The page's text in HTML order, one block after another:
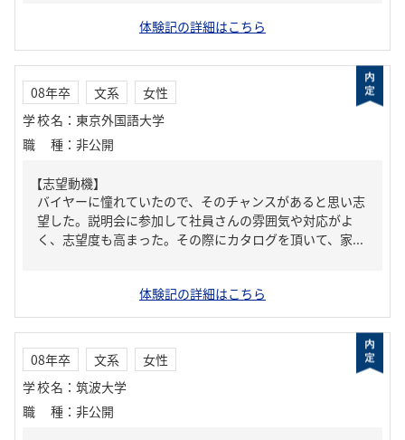
体験記の詳細はこちら
08年卒 文系
女性
学校名 ： 東京外国語大学
職種 ： 非公開
【志望動機】
バイヤーに憧れていたので、そのチャンスがあると思い志
望した。説明会に参加して社員さんの雰囲気や対応がよ
く、志望度も高まった。その際にカタログを頂いて、家...
体験記の詳細はこちら
08年卒 文系
女性
学校名 ： 筑波大学
職種 ： 非公開